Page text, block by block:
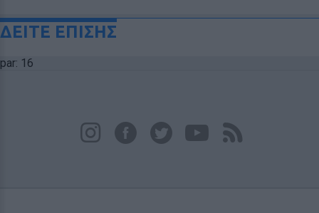
ΔΕΙΤΕ ΕΠΙΣΗΣ
par: 16